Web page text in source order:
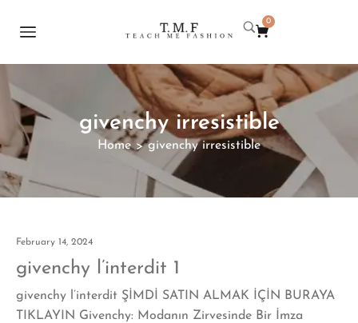
0
givenchy irresistible
Home > givenchy irresistible
February 14, 2024
givenchy l’interdit 1
givenchy l’interdit ŞİMDİ SATIN ALMAK İÇİN BURAYA
TIKLAYIN Givenchy: Modanın Zirvesinde Bir İmza